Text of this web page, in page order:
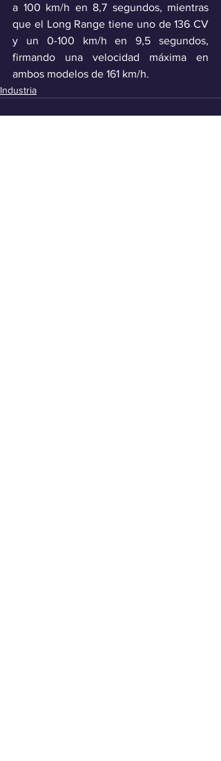
a 100 km/h en 8,7 segundos, mientras
que el Long Range tiene uno de 136 CV
y un 0-100 km/h en 9,5 segundos,
firmando una velocidad máxima en
ambos modelos de 161 km/h.
Industria